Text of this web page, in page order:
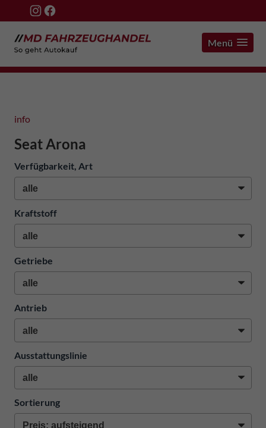
Menü
info
Seat Arona
Verfügbarkeit, Art
Kraftstoff
Getriebe
Antrieb
Ausstattungslinie
Sortierung